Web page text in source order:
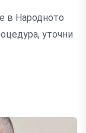
в Народното
уточни